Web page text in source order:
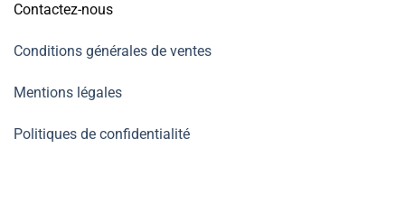
Contactez-nous
Conditions générales de ventes
Mentions légales
Politiques de confidentialité